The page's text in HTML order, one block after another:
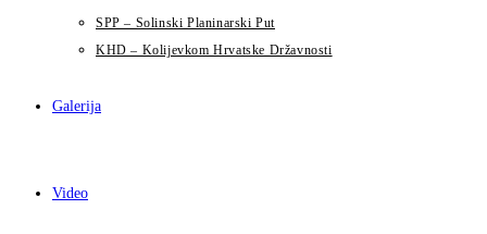
SPP – Solinski Planinarski Put
KHD – Kolijevkom Hrvatske Državnosti
Galerija
Video